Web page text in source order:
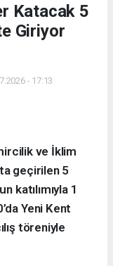
Katacak 5
Giriyor
- 17:13
ve İklim
geçirilen 5
katılımıyla 1
Yeni Kent
töreniyle